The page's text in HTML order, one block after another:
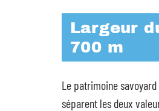
Largeur
700 m
Le patrimoine
séparent les deux